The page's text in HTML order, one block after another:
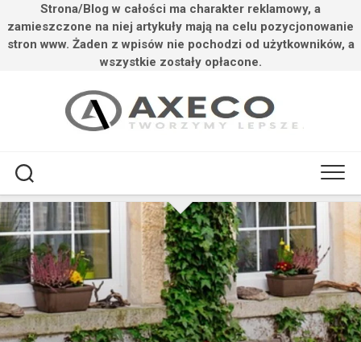
Strona/Blog w całości ma charakter reklamowy, a
zamieszczone na niej artykuły mają na celu pozycjonowanie
stron www. Żaden z wpisów nie pochodzi od użytkowników, a
wszystkie zostały opłacone.